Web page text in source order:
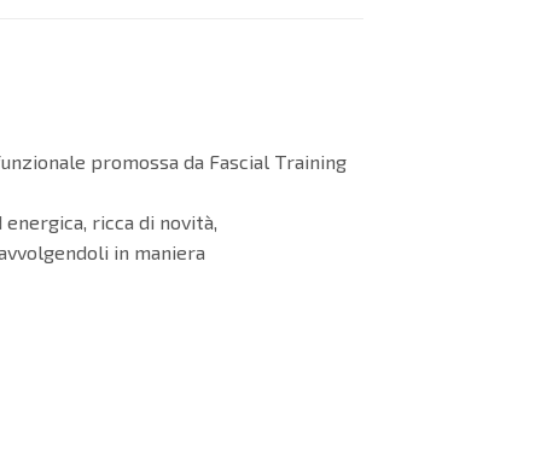
promossa da Fascial Training
ricca di novità,
in maniera